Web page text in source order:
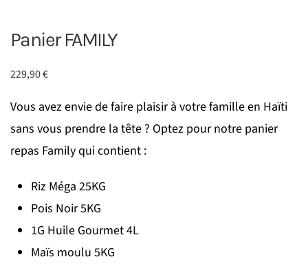
Panier FAMILY
229,90€
Vous avez envie de faire plaisir à votre famille en Haïti
sans vous prendre la tête ? Optez pour notre panier
repas Family qui contient :
Riz Méga 25KG
Pois Noir 5KG
1G Huile Gourmet 4L
Maïs moulu 5KG